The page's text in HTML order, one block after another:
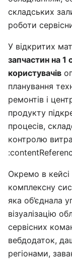
складських
роботи
У відкритих
запчастин на
користувачів
планування
ремонтів і
продукту
процесів,
контролю
Окремо в кейсі
комплексну
яка об’єднала
візуалізацію
сервісних
вебдодаток,
регіонами,